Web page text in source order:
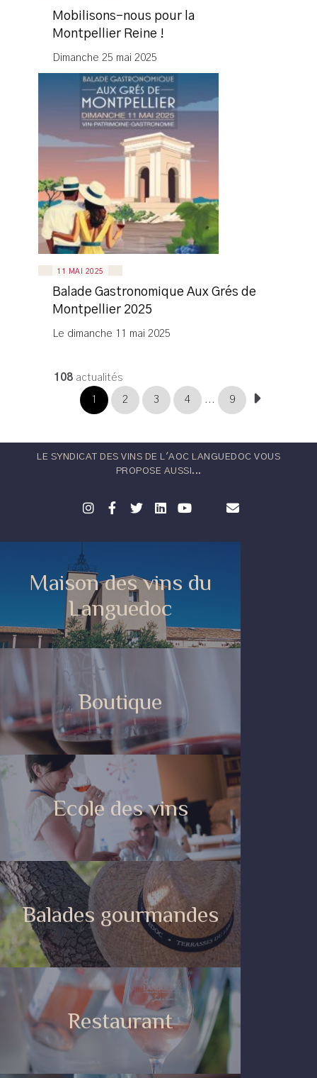
Mobilisons-nous pour la
Montpellier Reine !
Dimanche 25 mai 2025
11 MAI 2025
Balade Gastronomique Aux Grés de
Montpellier 2025
Le dimanche 11 mai 2025
108 actualités
1 2 3 4 ... 9
LE SYNDICAT DES VINS DE L'AOC LANGUEDOC VOUS
PROPOSE AUSSI...
Maison des vins du
Languedoc
Boutique
Ecole des vins
Balades gourmandes
Restaurant